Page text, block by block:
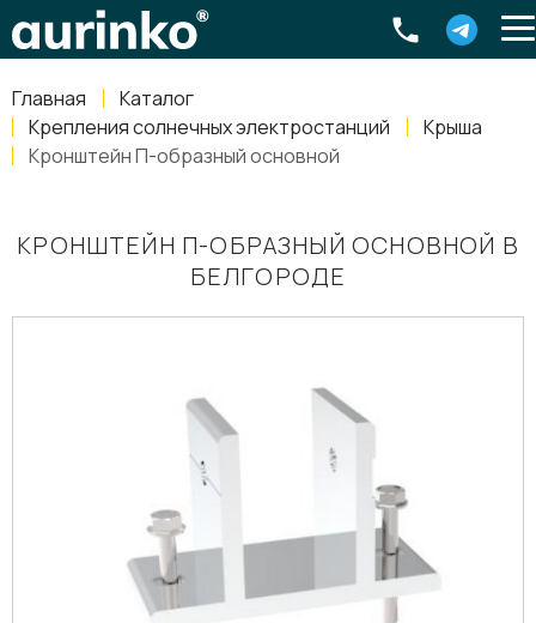
Главная
Каталог
Крепления солнечных электростанций
Крыша
Кронштейн П-образный основной
КРОНШТЕЙН П-ОБРАЗНЫЙ ОСНОВНОЙ В
БЕЛГОРОДЕ
Россия, Свердловская область Екатеринбург ,
8-800-770-79-40